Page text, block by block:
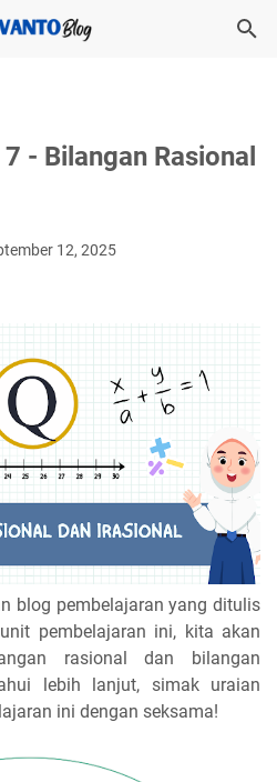
- Bilangan Rasional
12, 2025
blog pembelajaran yang ditulis
pembelajaran ini, kita akan
rasional dan bilangan
lebih lanjut, simak uraian
ini dengan seksama!